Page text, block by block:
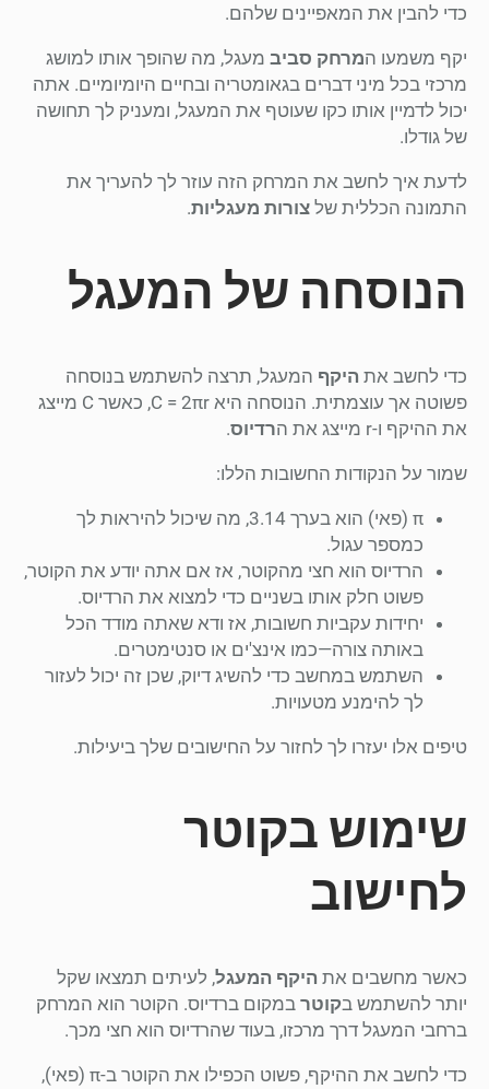
כדי להבין את המאפיינים שלהם.
יקף משמעו המרחק סביב מעגל, מה שהופך אותו למושג
מרכזי בכל מיני דברים בגאומטריה ובחיים היומיומיים. אתה
יכול לדמיין אותו כקו שעוטף את המעגל, ומעניק לך תחושה
של גודלו.
לדעת איך לחשב את המרחק הזה עוזר לך להעריך את
התמונה הכללית של צורות מעגליות.
הנוסחה של המעגל
כדי לחשב את היקף המעגל, תרצה להשתמש בנוסחה
פשוטה אך עוצמתית. הנוסחה היא C = 2πr, כאשר C מייצג
את ההיקף ו-r מייצג את ה
רדיוס.
שמור על הנקודות החשובות הללו:
π (פאי) הוא בערך 3.14, מה שיכול להיראות לך
כמספר עגול.
הרדיוס הוא חצי מהקוטר, אז אם אתה יודע את הקוטר,
פשוט חלק אותו בשניים כדי למצוא את הרדיוס.
יחידות עקביות חשובות, אז ודא שאתה מודד הכל
באותה צורה—כמו אינצ'ים או סנטימטרים.
השתמש במחשב כדי להשיג דיוק, שכן זה יכול לעזור
לך להימנע מטעויות.
טיפים אלו יעזרו לך לחזור על החישובים שלך ביעילות.
שימוש בקוטר
לחישוב
כאשר מחשבים את היקף המעגל, לעיתים תמצאו שקל
יותר להשתמש בקוטר במקום ברדיוס. הקוטר הוא המרחק
ברחבי המעגל דרך מרכזו, בעוד שהרדיוס הוא חצי מכך.
כדי לחשב את ההיקף, פשוט הכפילו את הקוטר ב-π (פאי),